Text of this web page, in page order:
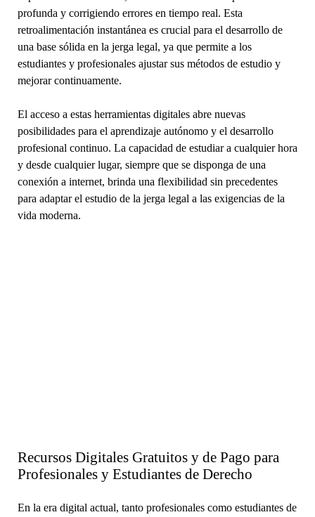
profunda y corrigiendo errores en tiempo real. Esta
retroalimentación instantánea es crucial para el desarrollo de
una base sólida en la jerga legal, ya que permite a los
estudiantes y profesionales ajustar sus métodos de estudio y
mejorar continuamente.
El acceso a estas herramientas digitales abre nuevas
posibilidades para el aprendizaje autónomo y el desarrollo
profesional continuo. La capacidad de estudiar a cualquier hora
y desde cualquier lugar, siempre que se disponga de una
conexión a internet, brinda una flexibilidad sin precedentes
para adaptar el estudio de la jerga legal a las exigencias de la
vida moderna.
Recursos Digitales Gratuitos y de Pago para
Profesionales y Estudiantes de Derecho
En la era digital actual, tanto profesionales como estudiantes de